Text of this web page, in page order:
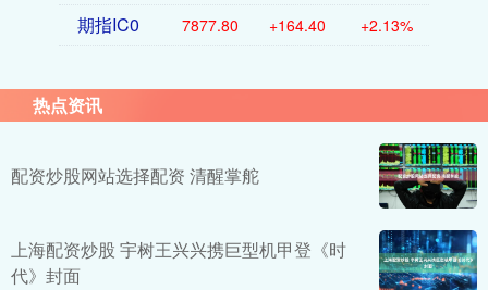
期指IC0 7877.80 +164.40 +2.13%
热点资讯
配资炒股网站选择配资 清醒掌舵
上海配资炒股 宇树王兴兴携巨型机甲登《时
代》封面